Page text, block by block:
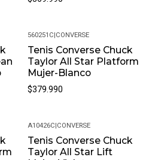
Sí, En Pacific Sport
De La Marca. Puedes
Un Producto Auténtico.
Todos Nuestros
Garantía De 30 Días Por
Si Encuentras Algún Problema
Si No Me Queda Bien? Sí, En
Que La Talla Puede
De Talla, Siempre Y Cuando
560251C|CONVERSE
Tenis Converse Chuck
Taylor All Star Platform
Mujer-Blanco
$379.990
A10426C|CONVERSE
Tenis Converse Chuck
Taylor All Star Lift